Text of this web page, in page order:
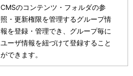
CMSのコンテンツ・フォルダの参
照・更新権限を管理するグループ情
報を登録・管理でき、グループ毎に
ユーザ情報を紐づけて登録すること
ができます。